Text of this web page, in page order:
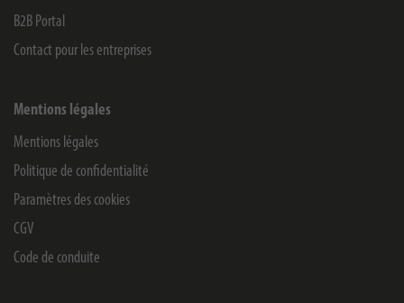
B2B Portal
Contact pour les entreprises
Mentions légales
Mentions légales
Politique de confidentialité
Paramètres des cookies
CGV
Code de conduite